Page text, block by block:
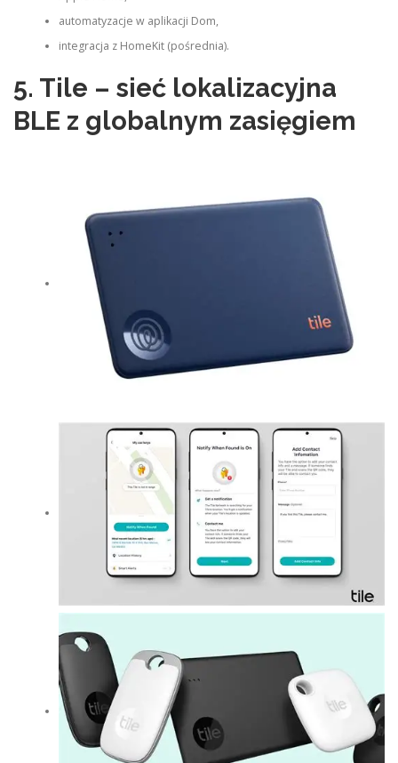
automatyzacje w aplikacji Dom,
integracja z HomeKit (pośrednia).
5. Tile – sieć lokalizacyjna
BLE z globalnym zasięgiem